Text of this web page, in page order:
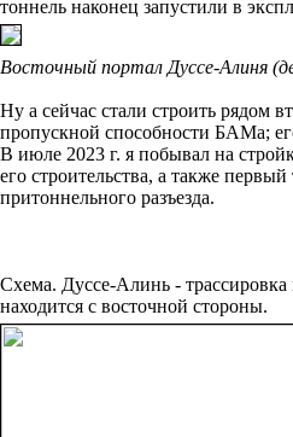
тоннель наконец запустили в
Восточный портал Дуссе-Алиня
Ну а сейчас стали строить рядом
пропускной способности БАМа;
В июле 2023 г. я побывал на
его строительства, а также
притоннельного разъезда.
Схема. Дуссе-Алинь - трассировка
находится с восточной стороны.